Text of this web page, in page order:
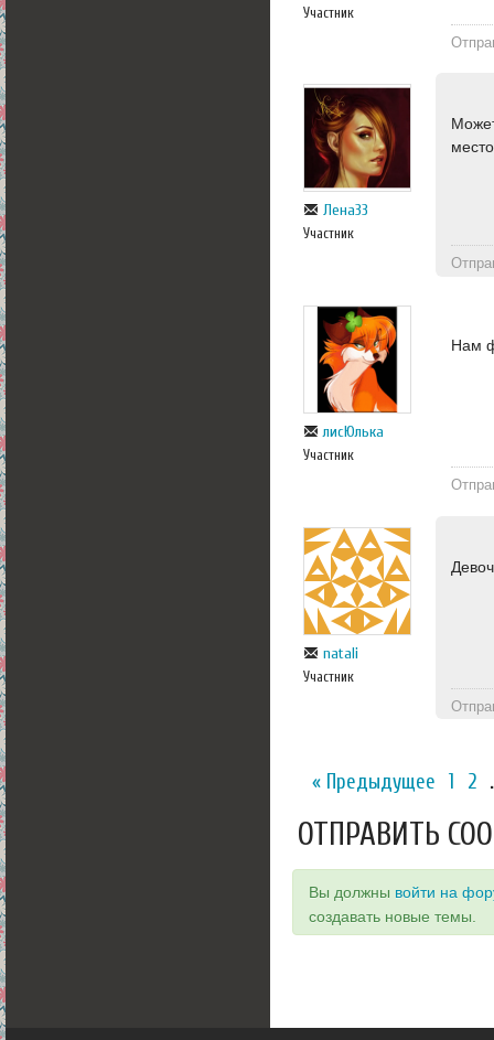
Участник
Лена33
Участник
лисЮлька
Участник
Нам
natali
Участник
« Предыдущее 1 2
ОТПРАВИТЬ
Вы должны войти на
создавать новые темы.